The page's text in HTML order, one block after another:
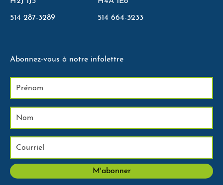
514 287-3289 514 664-3233
Abonnez-vous à notre infolettre